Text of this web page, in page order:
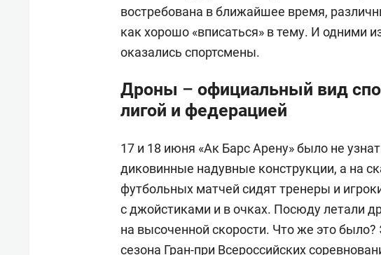
востребована в ближайшее время,
как хорошо «вписаться» в тему. И одними
оказались спортсмены.
Дроны – официальный вид
лигой и федерацией
17 и 18 июня «Ак Барс Арену» было не
диковинные надувные конструкции, а на
футбольных матчей сидят тренеры и
с джойстиками и в очках. Посюду летали
на высоченной скорости. Что же это было?
сезона Гран-при Всероссийских